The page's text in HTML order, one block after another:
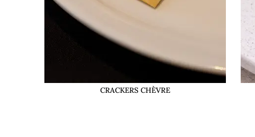
CRACKERS CHÈVRE